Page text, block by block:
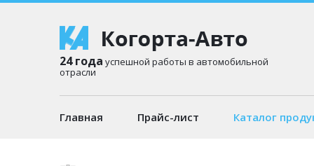
24 года успешной работы в автомобильной
отрасли
Главная Прайс-лист Каталог